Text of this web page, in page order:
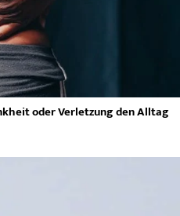
oder Verletzung den Alltag